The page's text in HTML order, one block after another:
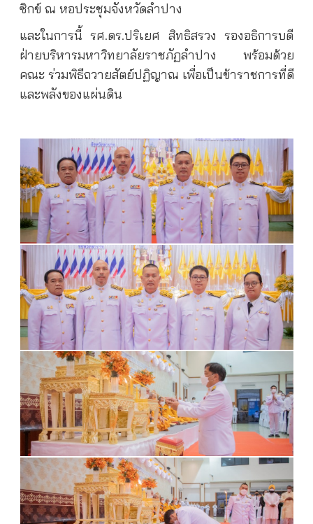
ซิกข์ ณ หอประชุมจังหวัดลำปาง
และในการนี้ รศ.ดร.ปริเยศ สิทธิสรวง รองอธิการบดี
ฝ่ายบริหารมหาวิทยาลัยราชภัฏลำปาง พร้อมด้วย
คณะ ร่วมพิธีถวายสัตย์ปฏิญาณ เพื่อเป็นข้าราชการที่ดี
และพลังของแผ่นดิน